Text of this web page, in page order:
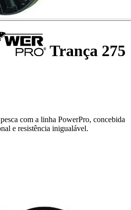
Trança 275
com a linha PowerPro, concebida
e resistência inigualável.